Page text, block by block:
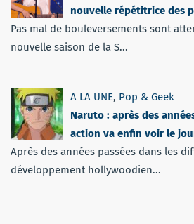
nouvelle répétitrice des
Pas mal de bouleversements sont
nouvelle saison de la S...
A LA UNE, Pop & Geek
Naruto : après des
action va enfin voir le
Après des années passées dans les
développement hollywoodien...